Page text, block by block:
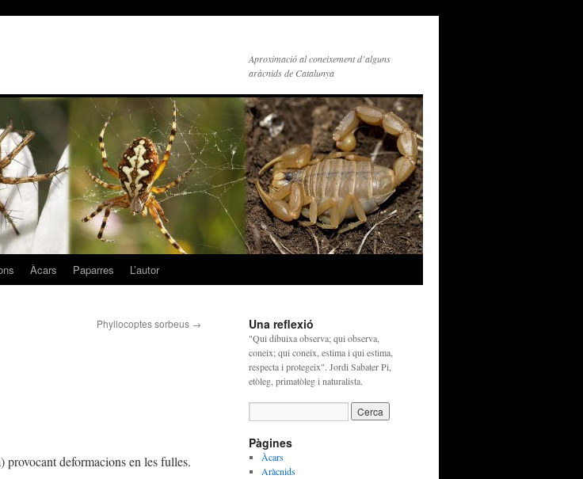
Aproximació al coneixement d’alguns
aràcnids de Catalunya
Àcars Paparres L’autor
Phyllocoptes sorbeus →
provocant deformacions en les fulles.
Una reflexió
"Qui dibuixa observa; qui observa,
coneix; qui coneix, estima i qui estima,
respecta i protegeix". Jordi Sabater Pi,
etòleg, primatòleg i naturalista.
Pàgines
Àcars
Aràcnids